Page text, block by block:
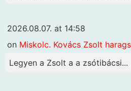
2026.08.07. at 14:58
on Miskolc. Kovács Zsolt
Legyen a Zsolt a a zsótibácsi...